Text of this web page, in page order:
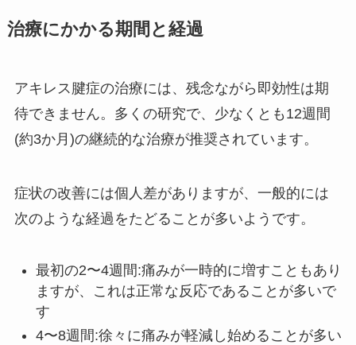
治療にかかる期間と経過
アキレス腱症の治療には、残念ながら即効性は期
待できません。多くの研究で、少なくとも12週間
(約3か月)の継続的な治療が推奨されています。
症状の改善には個人差がありますが、一般的には
次のような経過をたどることが多いようです。
最初の2〜4週間:痛みが一時的に増すこともあり
ますが、これは正常な反応であることが多いで
す
4〜8週間:徐々に痛みが軽減し始めることが多い